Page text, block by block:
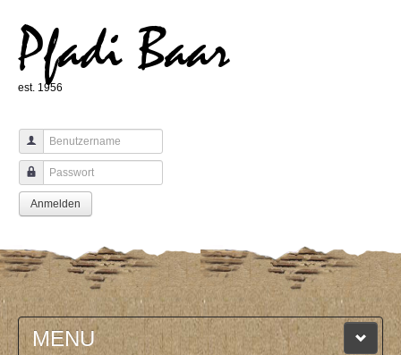
Pfadi Baar
est. 1956
Benutzername
Passwort
Anmelden
MENU